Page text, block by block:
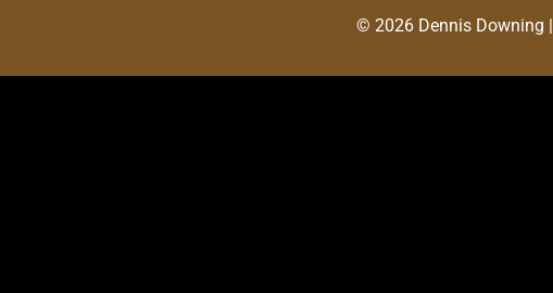
© 2026 Dennis Downing |